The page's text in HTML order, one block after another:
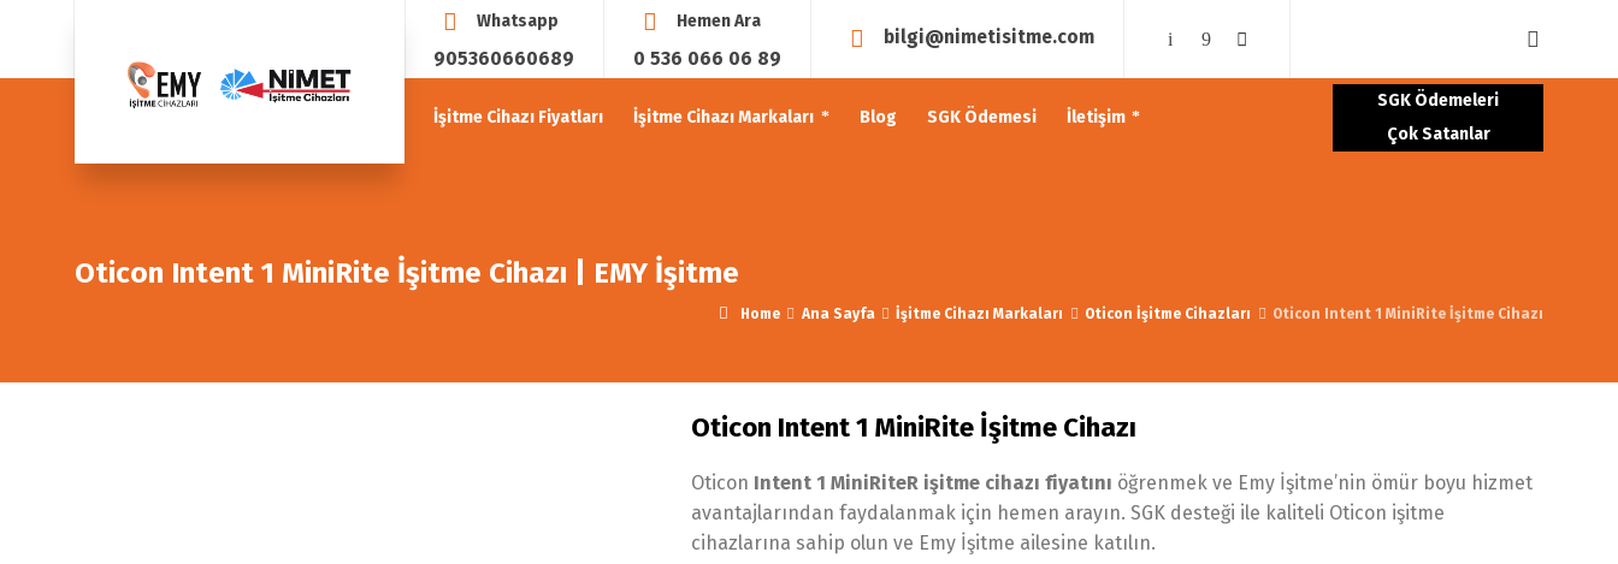
Whatsapp
905360660689
Hemen Ara
0 536 066 06 89
bilgi@nimetisitme.com
İşitme Cihazı Fiyatları İşitme Cihazı Markaları Blog SGK Ödemesi İletişim
SGK Ödemeleri
Çok Satanlar
Oticon Intent 1 MiniRite İşitme Cihazı | EMY İşitme
Home Ana Sayfa İşitme Cihazı Markaları Oticon İşitme Cihazları Oticon Intent 1 MiniRite İşitme Cihazı
Oticon Intent 1 MiniRite İşitme Cihazı
Oticon Intent 1 MiniRiteR işitme cihazı fiyatını öğrenmek ve Emy İşitme’nin ömür boyu hizmet
avantajlarından faydalanmak için hemen arayın. SGK desteği ile kaliteli Oticon işitme
cihazlarına sahip olun ve Emy İşitme ailesine katılın.